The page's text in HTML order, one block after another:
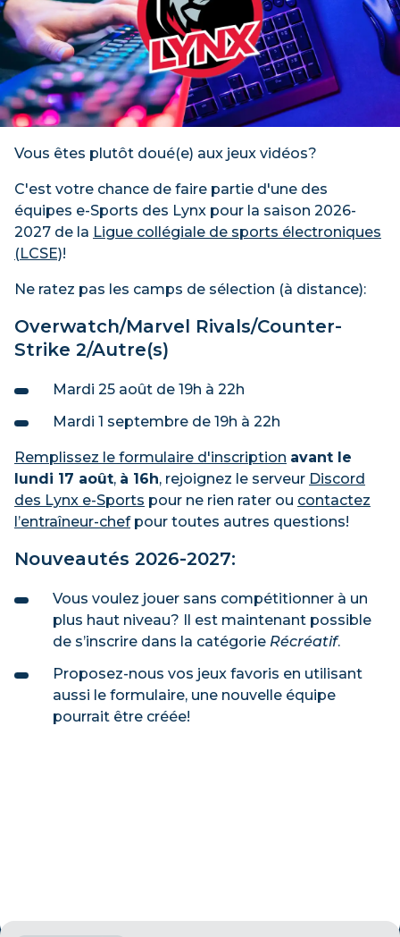
Vous êtes plutôt doué(e) aux jeux vidéos?
C'est votre chance de faire partie d'une des
équipes e-Sports des Lynx pour la saison 2026-
2027 de la Ligue collégiale de sports électroniques
(LCSE)!
Ne ratez pas les camps de sélection (à distance):
Overwatch/Marvel Rivals/Counter-
Strike 2/Autre(s)
Mardi 25 août de 19h à 22h
Mardi 1 septembre de 19h à 22h
Remplissez le formulaire d'inscription avant le
lundi 17 août, à 16h, rejoignez le serveur Discord
des Lynx e-Sports pour ne rien rater ou contactez
l’entraîneur-chefpour toutes autres questions!
Nouveautés 2026-2027:
Vous voulez jouer sans compétitionner à un
plus haut niveau? Il est maintenant possible
de s’inscrire dans la catégorie Récréatif.
Proposez-nous vos jeux favoris en utilisant
aussi le formulaire, une nouvelle équipe
pourrait être créée!